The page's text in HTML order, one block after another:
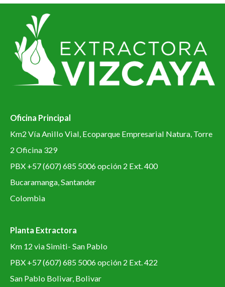
Oficina Principal
Km2 Vía Anillo Vial, Ecoparque Empresarial Natura, Torre
2 Oficina 329
PBX +57 (607) 685 5006 opción 2 Ext. 400
Bucaramanga, Santander
Colombia
Planta Extractora
Km 12 via Simiti- San Pablo
PBX +57 (607) 685 5006 opción 2 Ext. 422
San Pablo Bolivar, Bolivar